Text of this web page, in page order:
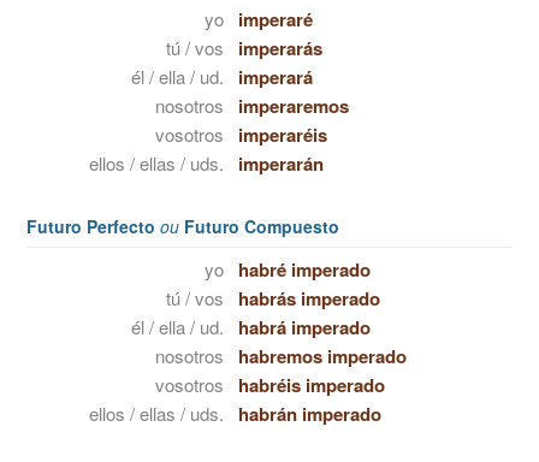
yo imperaré
tú / vos imperarás
él / ella / ud. imperará
nosotros imperaremos
vosotros imperaréis
ellos / ellas / uds. imperarán
Futuro Perfecto ou Futuro Compuesto
yo habré imperado
tú / vos habrás imperado
él / ella / ud. habrá imperado
nosotros habremos imperado
vosotros habréis imperado
ellos / ellas / uds. habrán imperado